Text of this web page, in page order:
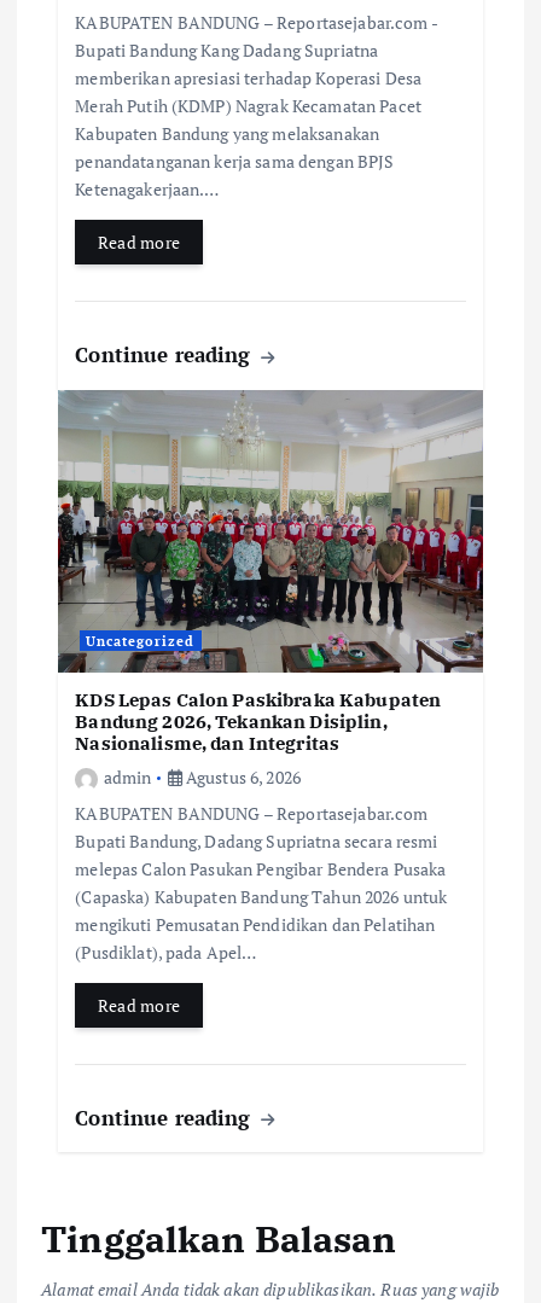
KABUPATEN BANDUNG – Reportasejabar.com -
Bupati Bandung Kang Dadang Supriatna
memberikan apresiasi terhadap Koperasi Desa
Merah Putih (KDMP) Nagrak Kecamatan Pacet
Kabupaten Bandung yang melaksanakan
penandatanganan kerja sama dengan BPJS
Ketenagakerjaan.…
Read more
Continue reading
Uncategorized
KDS Lepas Calon Paskibraka Kabupaten
Bandung 2026, Tekankan Disiplin,
Nasionalisme, dan Integritas
admin
Agustus 6, 2026
KABUPATEN BANDUNG – Reportasejabar.com
Bupati Bandung, Dadang Supriatna secara resmi
melepas Calon Pasukan Pengibar Bendera Pusaka
(Capaska) Kabupaten Bandung Tahun 2026 untuk
mengikuti Pemusatan Pendidikan dan Pelatihan
(Pusdiklat), pada Apel…
Read more
Continue reading
Tinggalkan Balasan
Alamat email Anda tidak akan dipublikasikan. Ruas yang wajib